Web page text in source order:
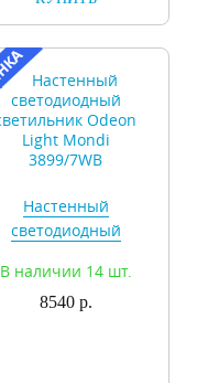
Настенный
светодиодный
Light Mondi
3899/7WB
В наличии 14 шт.
8540 р.